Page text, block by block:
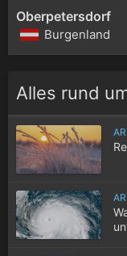
Oberpetersdorf
Burgenland
Alles rund